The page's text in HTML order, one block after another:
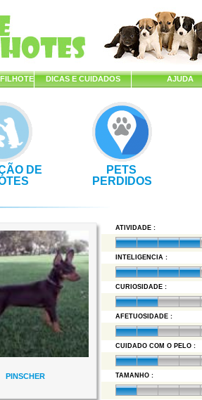
DICAS E CUIDADOS AJUDA
DE
PETS
PERDIDOS
PINSCHER
ATIVIDADE :
INTELIGENCIA :
CURIOSIDADE :
AFETUOSIDADE :
CUIDADO COM O PELO :
TAMANHO :